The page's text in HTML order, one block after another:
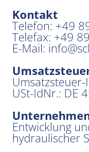
Kontakt
Telefon: +49
Telefax: +49
E-Mail:
USt-IdNr.: DE
Entwicklung
hydraulischer